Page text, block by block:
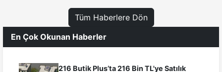
Tüm Haberlere Dön
En Çok Okunan Haberler
216 Butik Plus’ta 216 Bin TL'ye Satılık